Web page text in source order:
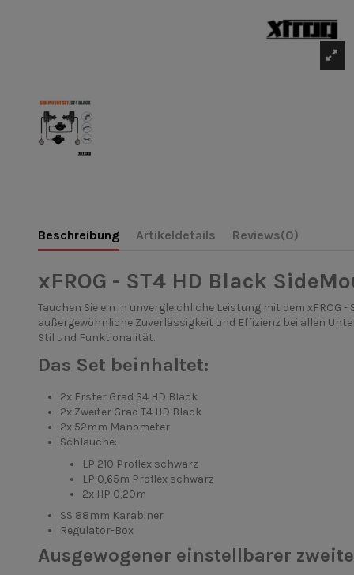
Beschreibung Artikeldetails Reviews(0)
xFROG - ST4 HD Black
Tauchen Sie ein in unvergleichliche Leistung mit dem
außergewöhnliche Zuverlässigkeit und Effizienz bei allen
Stil und Funktionalität.
Das Set beinhaltet:
2x Erster Grad S4 HD Black
2x Zweiter Grad T4 HD Black
2x 52mm Manometer
Schläuche:
LP 210 Proflex schwarz
LP 0,65m Proflex schwarz
2x HP 0,20m
SS 88mm Karabiner
Regulator-Box
Ausgewogener einstellbarer